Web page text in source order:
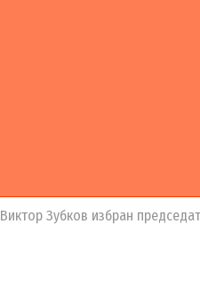
Виктор Зубков избран